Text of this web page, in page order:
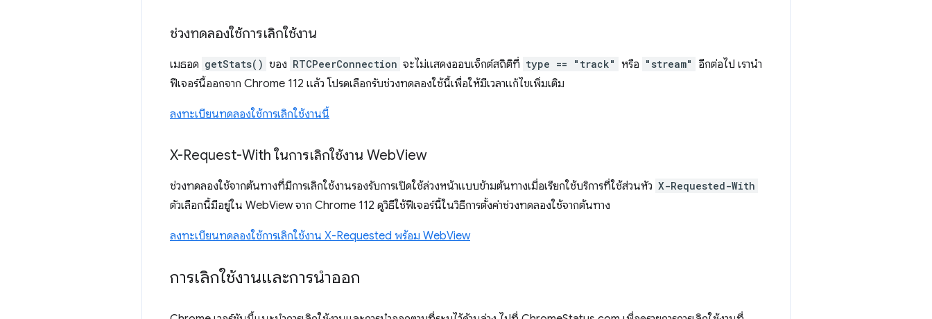
ช่วงทดลองใช้การเลิกใช้งาน
เมธอด getStats() ของ RTCPeerConnection จะไม่แสดงออบเจ็กต์สถิติที่ type == "track" หรือ "stream"
อีกต่อไป เรานำ
ฟีเจอร์นี้ออกจาก Chrome 112 แล้ว โปรดเลือกรับช่วงทดลองใช้นี้เพื่อให้มีเวลาแก้ไขเพิ่มเติม
ลงทะเบียนทดลองใช้การเลิกใช้งานนี้
X-Request-With ในการเลิกใช้งาน WebView
ช่วงทดลองใช้จากต้นทางที่มีการเลิกใช้งานรองรับการเปิดใช้ล่วงหน้าแบบข้ามต้นทางเมื่อเรียกใช้บริการที่ใช้ส่วนหัว X-Requested-With
ตัวเลือกนี้มีอยู่ใน WebView จาก Chrome 112 ดูวิธีใช้ฟีเจอร์นี้ในวิธีการตั้งค่าช่วงทดลองใช้จากต้นทาง
ลงทะเบียนทดลองใช้การเลิกใช้งาน X-Requested พร้อม WebView
การเลิกใช้งานและการนำออก